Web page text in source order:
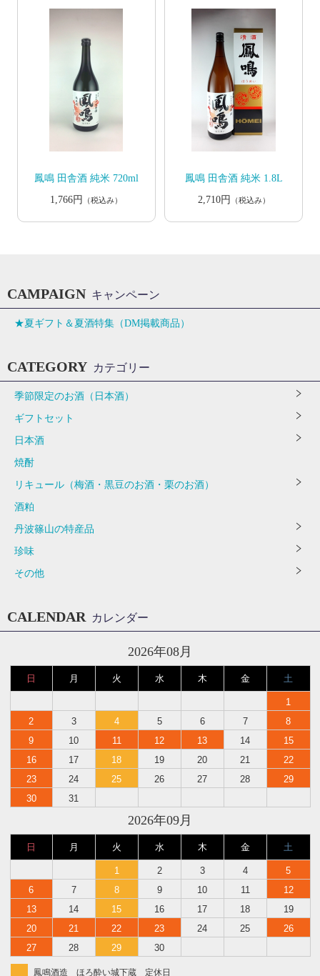
鳳鳴 田舎酒 純米 720ml
1,766円
（税込み）
鳳鳴 田舎酒 純米 1.8L
2,710円
（税込み）
CAMPAIGN キャンペーン
★夏ギフト＆夏酒特集（DM掲載商品）
CATEGORY カテゴリー
季節限定のお酒（日本酒）
ギフトセット
日本酒
焼酎
リキュール（梅酒・黒豆のお酒・栗のお酒）
酒粕
丹波篠山の特産品
珍味
その他
CALENDAR カレンダー
2026年08月
日 月 火 水 木 金 土
1
2
3 4 5 6 7
8
9
10 11 12 13 14
15
16
17 18 19 20 21
22
23
24 25 26 27 28
29
30
31
2026年09月
日 月 火 水 木 金 土
1 2 3 4
5
6
7 8 9 10 11
12
13
14 15 16 17 18
19
20
21 22 23 24 25
26
27
28 29 30
鳳鳴酒造 ほろ酔い城下蔵 定休日